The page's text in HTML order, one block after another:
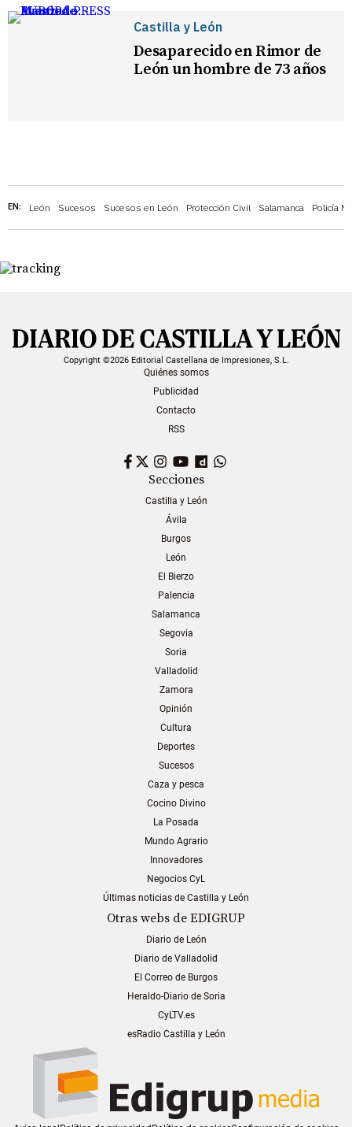
EN: León Sucesos Sucesos en León Protección Civil Salamanca Policía
Castilla y León
Desaparecido en Rimor de
León un hombre de 73 años
Copyright ©2026 Editorial Castellana de Impresiones, S.L.
Quiénes somos
Publicidad
Contacto
RSS
Facebook
TwitterInstagram
YouTubeDailymotion
Secciones
Castilla y León
Ávila
Burgos
León
El Bierzo
Palencia
Salamanca
Segovia
Soria
Valladolid
Zamora
Opinión
Cultura
Deportes
Sucesos
Caza y pesca
Cocino Divino
La Posada
Mundo Agrario
Innovadores
Negocios CyL
Últimas noticias de Castilla y León
Otras webs de EDIGRUP
Diario de León
Diario de Valladolid
El Correo de Burgos
Heraldo-Diario de Soria
CyLTV.es
esRadio Castilla y León